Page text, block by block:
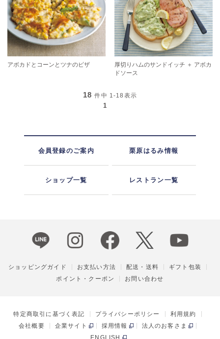
アボカドとコーンとツナのピザ
厚切りハムのサンドイッチ ＋ アボカ
ドソース
18 件中 1-18 表示
1
会員登録のご案内 栗原はるみ情報
ショップ一覧 レストラン一覧
ショッピングガイド お支払い方法 配送・送料
ギフト包装
ポイント・クーポン
お問い合わせ
特定商取引に基づく表記 プライバシーポリシー
利用規約
会社概要
企業サイト 採用情報
法人のお客さま